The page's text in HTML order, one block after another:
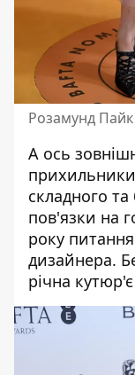
Розамунд Пайк
А ось
складного
пов'язки на
року
дизайнера.
річна